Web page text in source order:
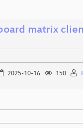
matrix
2025-10-16 150